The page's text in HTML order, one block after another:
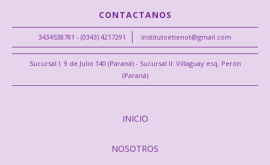
CONTACTANOS
3434538781 - (0343) 4217291 institutoetienot@gmail.com
Sucursal I: 9 de Julio 140 (Paraná) - Sucursal II: Villaguay esq. Perón
(Paraná)
INICIO
NOSOTROS